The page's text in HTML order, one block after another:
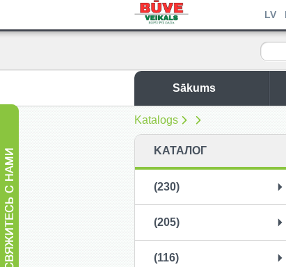
LV
Sākums
Katalogs
KАТАЛОГ
(230)
(205)
(116)